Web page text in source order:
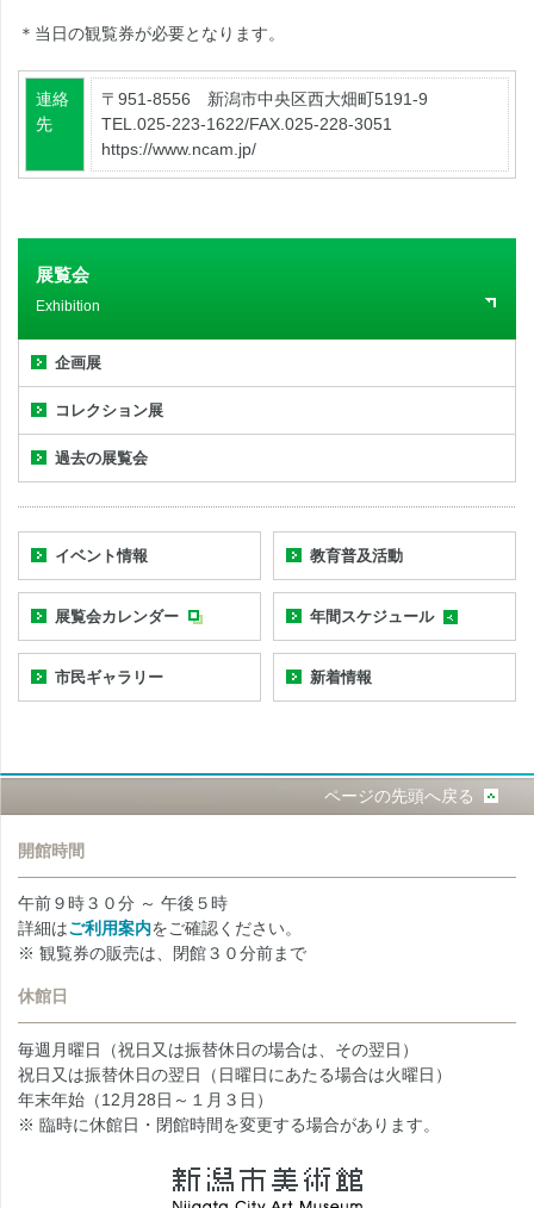
＊当日の観覧券が必要となります。
連絡
先
〒951-8556 新潟市中央区西大畑町5191-9
TEL.025-223-1622/FAX.025-228-3051
https://www.ncam.jp/
展覧会
Exhibition
企画展
コレクション展
過去の展覧会
イベント情報 教育普及活動
展覧会カレンダー 年間スケジュール
市民ギャラリー 新着情報
ページの先頭へ戻る
開館時間
午前９時３０分 ～ 午後５時
詳細はご利用案内をご確認ください。
※ 観覧券の販売は、閉館３０分前まで
休館日
毎週月曜日（祝日又は振替休日の場合は、その翌日）
祝日又は振替休日の翌日（日曜日にあたる場合は火曜日）
年末年始（12月28日～１月３日）
※ 臨時に休館日・閉館時間を変更する場合があります。